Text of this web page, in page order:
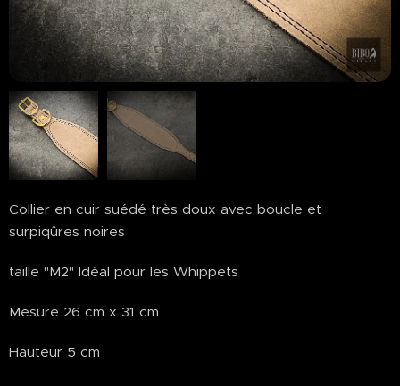
Collier en cuir suédé très doux avec boucle et
surpiqûres noires
taille "M2" Idéal pour les Whippets
Mesure 26 cm x 31 cm
Hauteur 5 cm